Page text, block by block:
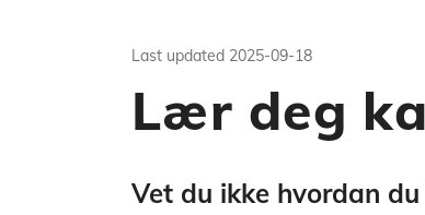
Last updated 2025-09-18
Lær deg
Vet du ikke hvordan